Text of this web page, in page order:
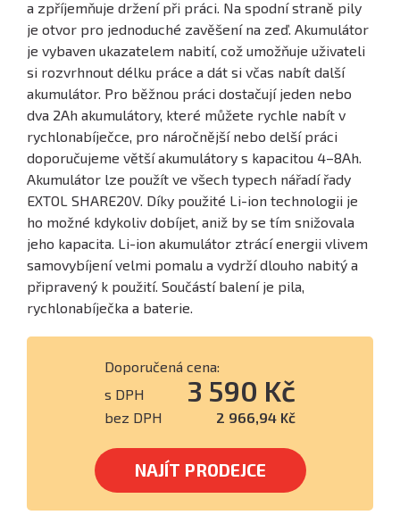
a zpříjemňuje držení při práci. Na spodní straně pily
je otvor pro jednoduché zavěšení na zeď. Akumulátor
je vybaven ukazatelem nabití, což umožňuje uživateli
si rozvrhnout délku práce a dát si včas nabít další
akumulátor. Pro běžnou práci dostačují jeden nebo
dva 2Ah akumulátory, které můžete rychle nabít v
rychlonabíječce, pro náročnější nebo delší práci
doporučujeme větší akumulátory s kapacitou 4–8Ah.
Akumulátor lze použít ve všech typech nářadí řady
EXTOL SHARE20V. Díky použité Li-ion technologii je
ho možné kdykoliv dobíjet, aniž by se tím snižovala
jeho kapacita. Li-ion akumulátor ztrácí energii vlivem
samovybíjení velmi pomalu a vydrží dlouho nabitý a
připravený k použití. Součástí balení je pila,
rychlonabíječka a baterie.
Doporučená cena:
s DPH
3 590 Kč
bez DPH 2 966,94 Kč
NAJÍT PRODEJCE